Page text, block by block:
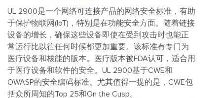
UL 2900是一个网络可连接产品的网络安全标准，有助
于保护物联网(IoT)，特别是在功能安全方面。随着链接
设备的增长，确保这些设备即使在受到攻击时也能正
常运行比以往任何时候都更加重要。该标准有专门为
医疗设备和核能的版本。医疗版本被FDA认可，适合用
于医疗设备和软件的安全。UL 2900基于CWE和
OWASP的安全编码标准。尤其值得一提的是，CWE包
括众所周知的Top 25和On the Cusp。